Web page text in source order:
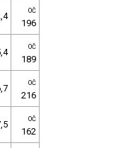
OČ
196
OČ
189
OČ
216
OČ
162